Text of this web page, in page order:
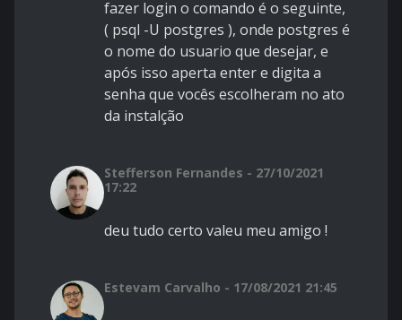
fazer login o comando é o seguinte,
( psql -U postgres ), onde postgres é
o nome do usuario que desejar, e
após isso aperta enter e digita a
senha que vocês escolheram no ato
da instalção
Stefferson Fernandes - 27/10/2021
17:22
deu tudo certo valeu meu amigo !
Estevam Carvalho - 17/08/2021 21:45